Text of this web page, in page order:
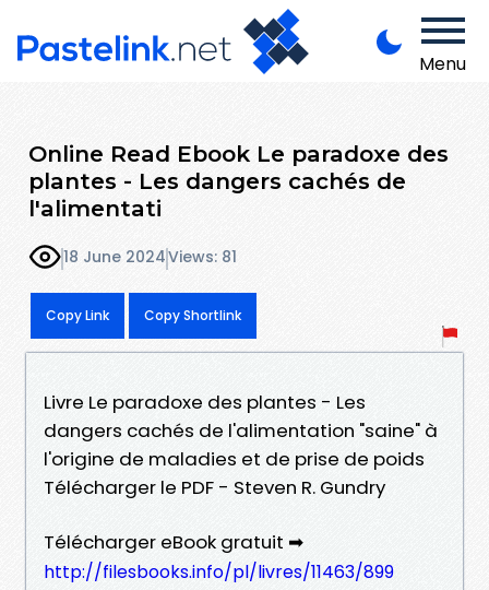
Menu
Online Read Ebook Le paradoxe des
plantes - Les dangers cachés de
l'alimentati
18 June 2024Views: 81
Copy Link Copy Shortlink
Livre Le paradoxe des plantes - Les
dangers cachés de l'alimentation "saine" à
l'origine de maladies et de prise de poids
Télécharger le PDF - Steven R. Gundry
Télécharger eBook gratuit ➡
http://filesbooks.info/pl/livres/11463/899